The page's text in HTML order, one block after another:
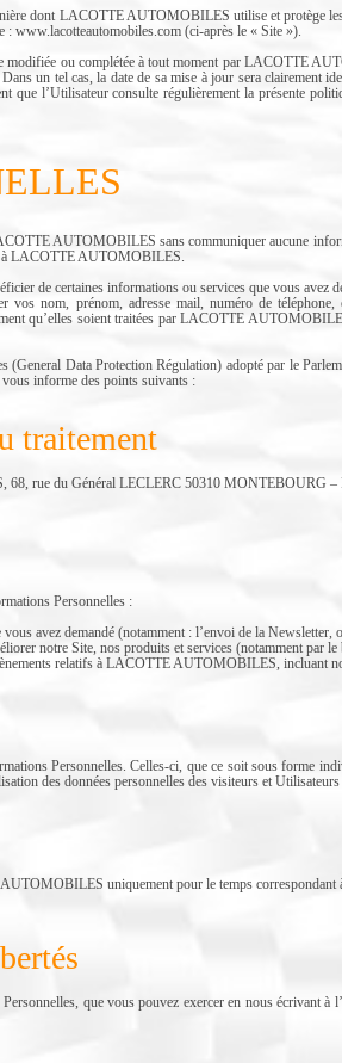
dont LACOTTE AUTOMOBILES utilise et protège
: www.lacotteautomobiles.com (ci-après le « Site »).
modifiée ou complétée à tout moment par LACOTTE
un tel cas, la date de sa mise à jour sera clairement
que l’Utilisateur consulte régulièrement la présente
AUTOMOBILES sans communiquer aucune
à LACOTTE AUTOMOBILES.
de certaines informations ou services que vous
vos nom, prénom, adresse mail, numéro de
qu’elles soient traitées par LACOTTE
(General Data Protection Régulation) adopté par le
informe des points suivants :
traitement
rue du Général LECLERC 50310 MONTEBOURG –
Personnelles :
avez demandé (notamment : l’envoi de la Newsletter,
notre Site, nos produits et services (notamment par
relatifs à LACOTTE AUTOMOBILES, incluant
Personnelles. Celles-ci, que ce soit sous forme
des données personnelles des visiteurs et Utilisateurs
uniquement pour le temps correspondant
que vous pouvez exercer en nous écrivant à